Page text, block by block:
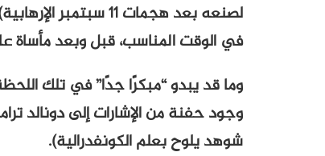
لصنعه بعد هجمات 11
في الوقت المناسب، قبل وبعد مأساة عام
وما قد يبدو “مبكرًا جدًا” في تلك
شوهد يلوح بعلم الكونفدرالية).